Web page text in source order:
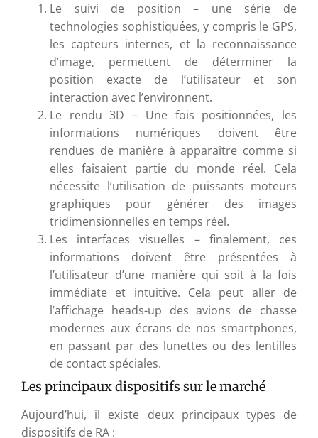
Le suivi de position – une série de
technologies sophistiquées, y compris le GPS,
les capteurs internes, et la reconnaissance
d’image, permettent de déterminer la
position exacte de l’utilisateur et son
interaction avec l’environnent.
Le rendu 3D – Une fois positionnées, les
informations numériques doivent être
rendues de manière à apparaître comme si
elles faisaient partie du monde réel. Cela
nécessite l’utilisation de puissants moteurs
graphiques pour générer des images
tridimensionnelles en temps réel.
Les interfaces visuelles – finalement, ces
informations doivent être présentées à
l’utilisateur d’une manière qui soit à la fois
immédiate et intuitive. Cela peut aller de
l’affichage heads-up des avions de chasse
modernes aux écrans de nos smartphones,
en passant par des lunettes ou des lentilles
de contact spéciales.
Les principaux dispositifs sur le marché
Aujourd’hui, il existe deux principaux types de
dispositifs de RA :